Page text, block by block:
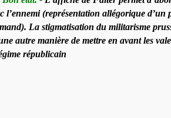
l’ennemi (représentation allégorique d’un
La stigmatisation du militarisme
autre manière de mettre en avant les
républicain